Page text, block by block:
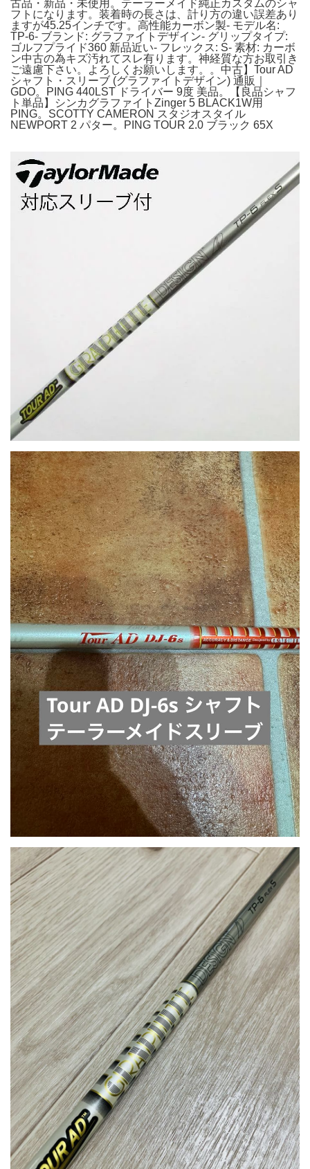
古品・新品・未使用。テーラーメイド純正カスタムのシャ
フトになります。装着時の長さは、計り方の違い誤差あり
ますが45.25インチです。高性能カーボン製- モデル名:
TP-6- ブランド: グラファイトデザイン- グリップタイプ:
ゴルフプライド360 新品近い- フレックス: S- 素材: カーボ
ン中古の為キズ汚れてスレ有ります。神経質な方お取引き
ご遠慮下さい。よろしくお願いします。。中古】Tour AD
シャフト・スリーブ (グラファイトデザイン) 通販｜
GDO。PING 440LST ドライバー 9度 美品。【良品シャフ
ト単品】シンカグラファイトZinger 5 BLACK1W用
PING。SCOTTY CAMERON スタジオスタイル
NEWPORT 2 パター。PING TOUR 2.0 ブラック 65X